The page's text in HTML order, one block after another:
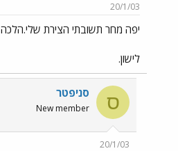
20/1/03
יפה מחר תשובתי הצירת שלי.הלכה
לישון.
ס סניפטר
New member
20/1/03